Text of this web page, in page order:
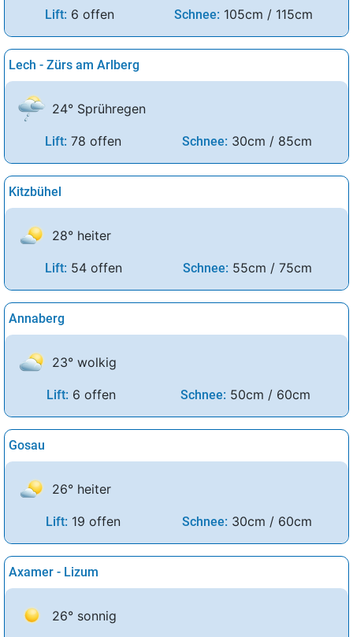
Lift: 6 offen Schnee: 105cm / 115cm
Lech - Zürs am Arlberg
24° Sprühregen
Lift: 78 offen Schnee: 30cm / 85cm
Kitzbühel
28° heiter
Lift: 54 offen Schnee: 55cm / 75cm
Annaberg
23° wolkig
Lift: 6 offen Schnee: 50cm / 60cm
Gosau
26° heiter
Lift: 19 offen Schnee: 30cm / 60cm
Axamer - Lizum
26° sonnig